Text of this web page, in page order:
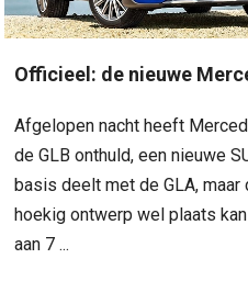
Officieel: de nieuwe
Afgelopen nacht heeft
de GLB onthuld, een nieuwe
basis deelt met de GLA, maar
hoekig ontwerp wel plaats
aan 7 ...